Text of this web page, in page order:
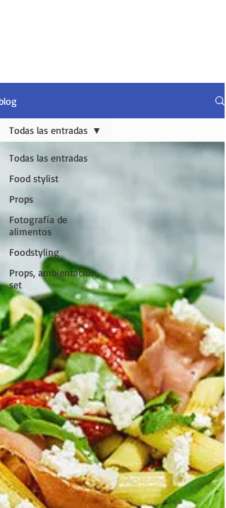
Todas las entradas
Food stylist
Props
Fotografía de
alimentos
Foodstyling
Props, ambientación,
set
Todas las entradas